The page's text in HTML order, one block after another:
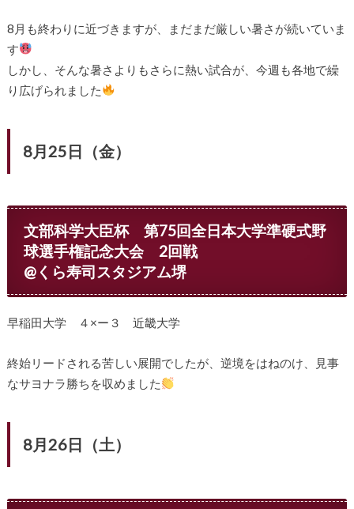
8月も終わりに近づきますが、まだまだ厳しい暑さが続いていま
す
しかし、そんな暑さよりもさらに熱い試合が、今週も各地で繰
り広げられました
8月25日（金）
文部科学大臣杯 第75回全日本大学準硬式野
球選手権記念大会 2回戦
@くら寿司スタジアム堺
早稲田大学 ４×ー３ 近畿大学
終始リードされる苦しい展開でしたが、逆境をはねのけ、見事
なサヨナラ勝ちを収めました
8月26日（土）